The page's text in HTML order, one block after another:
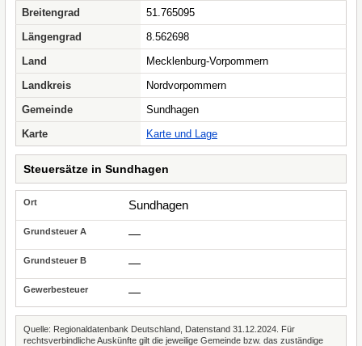
Breitengrad
51.765095
Längengrad
8.562698
Land
Mecklenburg-Vorpommern
Landkreis
Nordvorpommern
Gemeinde
Sundhagen
Karte
Karte und Lage
Steuersätze in Sundhagen
Sundhagen
—
—
—
Quelle: Regionaldatenbank Deutschland, Datenstand 31.12.2024. Für
rechtsverbindliche Auskünfte gilt die jeweilige Gemeinde bzw. das zuständige